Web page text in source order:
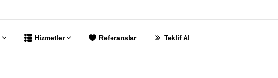
Hizmetler Referanslar Teklif Al